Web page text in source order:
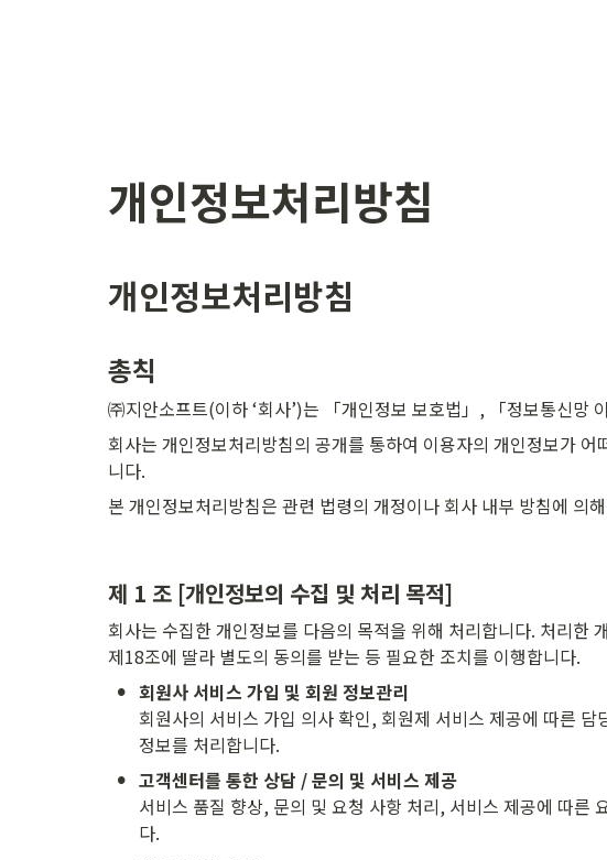
개인정보처리방침
개인정보처리방침
총칙
㈜지안소프트(이하 ‘회사’)는 「개인정보 보호법」, 「정보통신망
회사는 개인정보처리방침의 공개를 통하여 이용자의 개인정보가
니다.
본 개인정보처리방침은 관련 법령의 개정이나 회사 내부 방침에 의
제 1 조 [개인정보의 수집 및 처리 목적]
회사는 수집한 개인정보를 다음의 목적을 위해 처리합니다. 처리한
제18조에 딸라 별도의 동의를 받는 등 필요한 조치를 이행합니다.
• 회원사 서비스 가입 및 회원 정보관리
회원사의 서비스 가입 의사 확인, 회원제 서비스 제공에 따른
정보를 처리합니다.
• 고객센터를 통한 상담 / 문의 및 서비스 제공
서비스 품질 향상, 문의 및 요청 사항 처리, 서비스 제공에 따른
다.